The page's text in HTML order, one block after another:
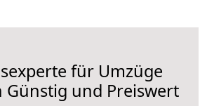
für Umzüge
Günstig und Preiswert